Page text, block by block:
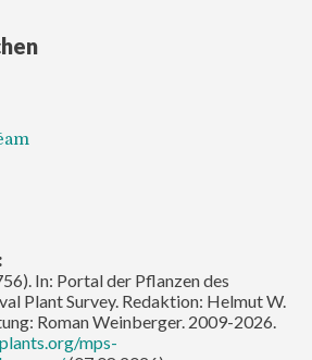
In: Portal der Pflanzen des
Plant Survey. Redaktion: Helmut W.
Roman Weinberger. 2009-2026.
mps-